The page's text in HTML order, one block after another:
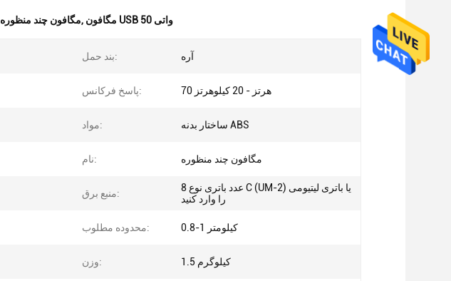
مگافون چند منظوره 1 کیلومتری, مگافون USB 50 واتی
بند حمل: آره
پاسخ فرکانس: 70 هرتز - 20 کیلوهرتز
مواد: ساختار بدنه ABS
نام: مگافون چند منظوره
منبع برق:
8 عدد باتری نوع C (UM-2) یا باتری لیتیومی
را وارد کنید
محدوده مطلوب: 0.8-1 کیلومتر
وزن: 1.5 کیلوگرم